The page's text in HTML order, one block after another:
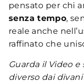
pensato per chi
senza tempo,
reale anche
raffinato che
Guarda il Video e
diverso dai